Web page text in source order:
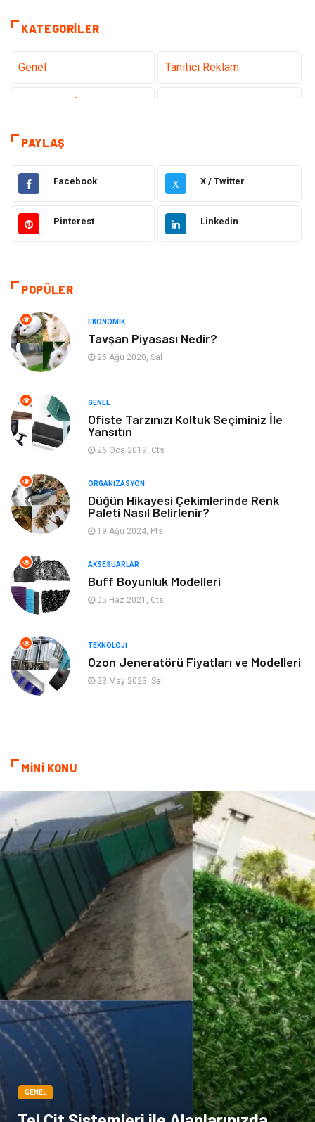
KATEGORILER
Genel Tanıtıcı Reklam
teknoloji
Hukuk Giyim
Elektronik Makine
Sağlıklı Yaşam
Otomotiv
Tatil
Yeme & İçme Spor
Gençlik & Eğlence Keyif & Hobi
Aksesuarlar
Mobilya
Gayrimenkul
Ev İşleri
Astroloji
Cam sosyal
Kına Gecesi genel blog
Sigorta Veteriner
kadınlar ve takı sağlık
Spor Malzemeleri
PAYLAŞ
Facebook X X / Twitter
Pinterest Linkedin
POPÜLER
EKONOMIK
Tavşan Piyasası Nedir?
25 Ağu 2020, Sal
GENEL
Ofiste Tarzınızı Koltuk Seçiminiz İle
Yansıtın
26 Oca 2019, Cts
ORGANIZASYON
Düğün Hikayesi Çekimlerinde Renk
Paleti Nasıl Belirlenir?
19 Ağu 2024, Pts
AKSESUARLAR
Buff Boyunluk Modelleri
05 Haz 2021, Cts
TEKNOLOJI
Ozon Jeneratörü Fiyatları ve Modelleri
23 May 2023, Sal
MİNİ KONU
GENEL